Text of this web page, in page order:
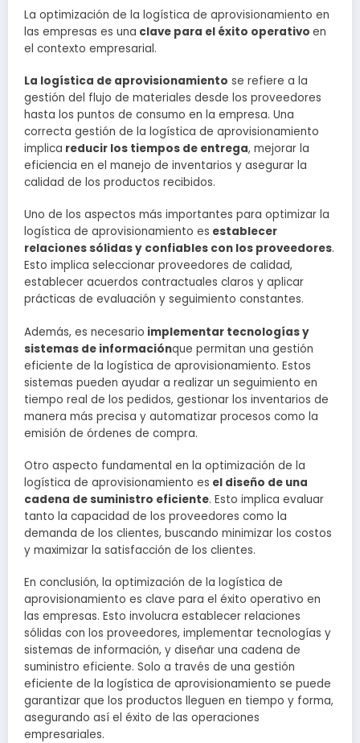
La optimización de la logística de aprovisionamiento en
las empresas es una clave para el éxito operativo en
el contexto empresarial.
La logística de aprovisionamiento se refiere a la
gestión del flujo de materiales desde los proveedores
hasta los puntos de consumo en la empresa. Una
correcta gestión de la logística de aprovisionamiento
implica reducir los tiempos de entrega, mejorar la
eficiencia en el manejo de inventarios y asegurar la
calidad de los productos recibidos.
Uno de los aspectos más importantes para optimizar la
logística de aprovisionamiento es establecer
relaciones sólidas y confiables con los proveedores.
Esto implica seleccionar proveedores de calidad,
establecer acuerdos contractuales claros y aplicar
prácticas de evaluación y seguimiento constantes.
Además, es necesario implementar tecnologías y
sistemas de informaciónque permitan una gestión
eficiente de la logística de aprovisionamiento. Estos
sistemas pueden ayudar a realizar un seguimiento en
tiempo real de los pedidos, gestionar los inventarios de
manera más precisa y automatizar procesos como la
emisión de órdenes de compra.
Otro aspecto fundamental en la optimización de la
logística de aprovisionamiento es el diseño de una
cadena de suministro eficiente. Esto implica evaluar
tanto la capacidad de los proveedores como la
demanda de los clientes, buscando minimizar los costos
y maximizar la satisfacción de los clientes.
En conclusión, la optimización de la logística de
aprovisionamiento es clave para el éxito operativo en
las empresas. Esto involucra establecer relaciones
sólidas con los proveedores, implementar tecnologías y
sistemas de información, y diseñar una cadena de
suministro eficiente. Solo a través de una gestión
eficiente de la logística de aprovisionamiento se puede
garantizar que los productos lleguen en tiempo y forma,
asegurando así el éxito de las operaciones
empresariales.